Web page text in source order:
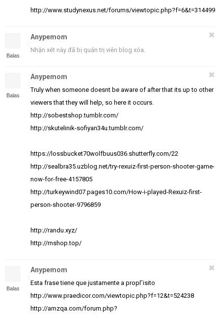
http://www.studynexus.net/forums/viewtopic.php?f=6&t=314499
Balas
Anypemom
Nhận xét này đã bị quản trị viên blog xóa.
Balas
Anypemom
Truly when someone doesnt be aware of after that its up to other
viewers that they will help, so here it occurs.
http://sobestshop.tumblr.com/
http://skutelinik-sofiyan34u.tumblr.com/
https://lossbucket70wolfbuus036.shutterfly.com/22
http://sealbra35.uzblog.net/try-rexuiz-first-person-shooter-game-
now-for-free-4157805
http://turkeywind07.pages10.com/How-i-played-Rexuiz-first-
person-shooter-9796859
http://randu.xyz/
http://rnshop.top/
Balas
Anypemom
Esta frase tiene que justamente a propГіsito
http://www.praedicor.com/viewtopic.php?f=12&t=524238
http://amzqa.com/forum.php?